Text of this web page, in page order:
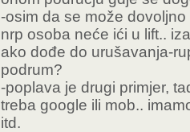
-osim da se može
nrp osoba neće ići u lift..
ako dođe do urušavanja-
podrum?
-poplava je drugi primjer,
treba google ili mob..
itd.